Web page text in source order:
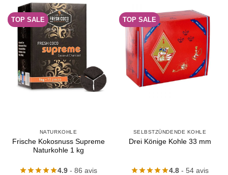
TOP SALE
NATURKOHLE
Frische Kokosnuss Supreme
Naturkohle 1 kg
4.9 - 86 avis
TOP SALE
SELBSTZÜNDENDE KOHLE
Drei Könige Kohle 33 mm
4.8 - 54 avis